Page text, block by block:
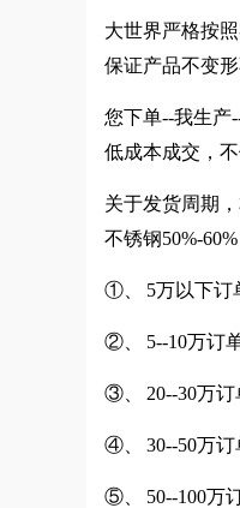
大世界严格按
保证产品不变
您下单--我生产
低成本成交，
关于发货周期
不锈钢50%-
①、 5万以下订
②、 5--10万订
③、 20--30万订
④、 30--50万订
⑤、 50--100万